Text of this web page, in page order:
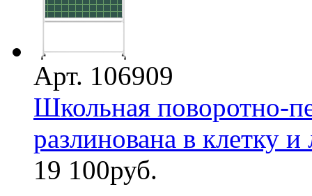
Арт. 106909
Школьная поворотно-
разлинована в клетку
19 100руб.